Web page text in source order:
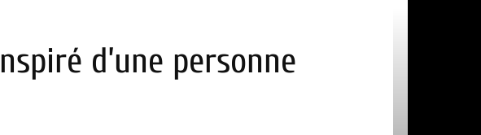
d’une personne